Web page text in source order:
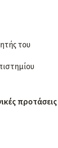
του
προτάσεις